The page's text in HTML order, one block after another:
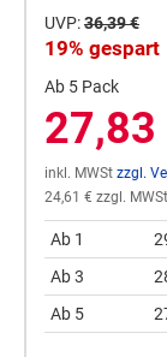
UVP:36,39 €
19% gespart
Ab 5 Pack
27,83
inkl. MWSt zzgl.
24,61 € zzgl. MWSt
Ab 1
Ab 3
Ab 5